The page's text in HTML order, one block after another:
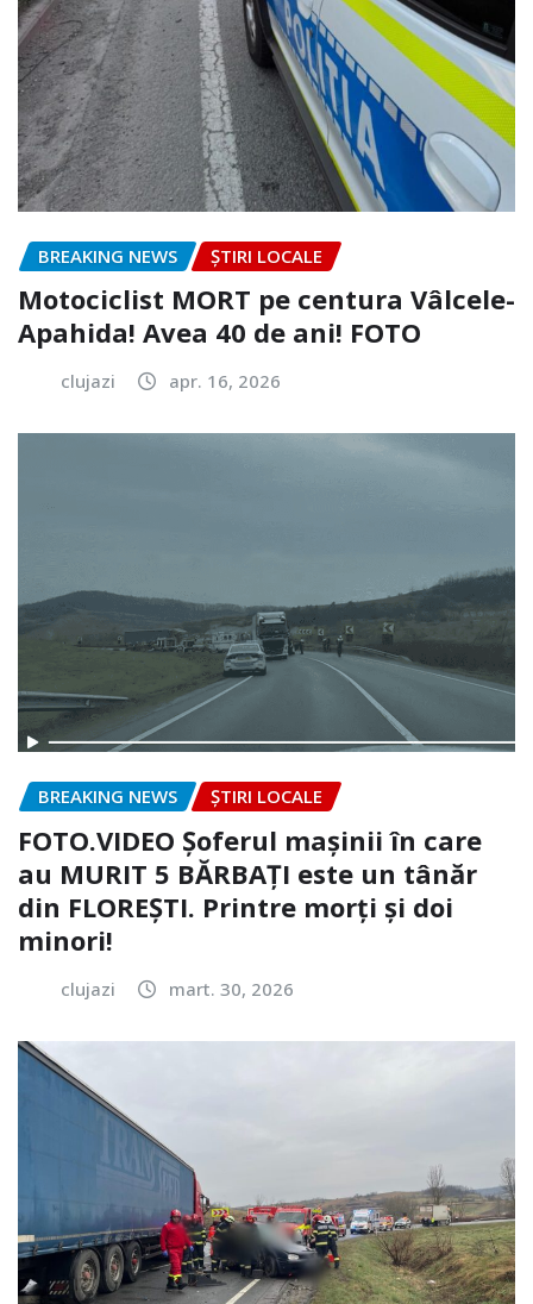
BREAKING NEWS ȘTIRI LOCALE
Motociclist MORT pe centura Vâlcele-
Apahida! Avea 40 de ani! FOTO
clujazi apr. 16, 2026
BREAKING NEWS ȘTIRI LOCALE
FOTO.VIDEO Șoferul mașinii în care
au MURIT 5 BĂRBAȚI este un tânăr
din FLOREȘTI. Printre morți și doi
minori!
clujazi mart. 30, 2026